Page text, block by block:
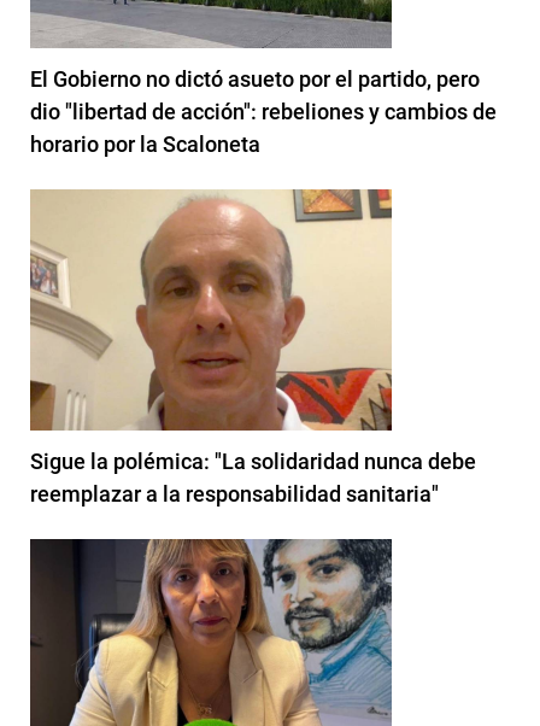
El Gobierno no dictó asueto por el partido, pero
dio "libertad de acción": rebeliones y cambios de
horario por la Scaloneta
Sigue la polémica: "La solidaridad nunca debe
reemplazar a la responsabilidad sanitaria"